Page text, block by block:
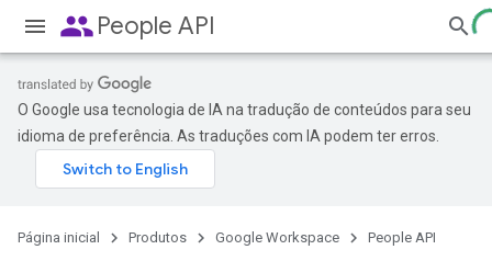
peoplePeople API
O Google usa tecnologia de IA na tradução de conteúdos para seu
idioma de preferência. As traduções com IA podem ter erros.
Página inicial Produtos Google Workspace People API